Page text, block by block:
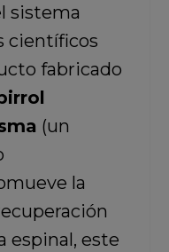
sistema
científicos
fabricado
(un
la
espinal, este